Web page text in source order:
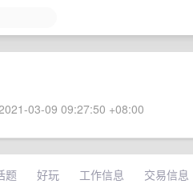
03-09 09:27:50 +08:00
题 好玩 工作信息 交易信息